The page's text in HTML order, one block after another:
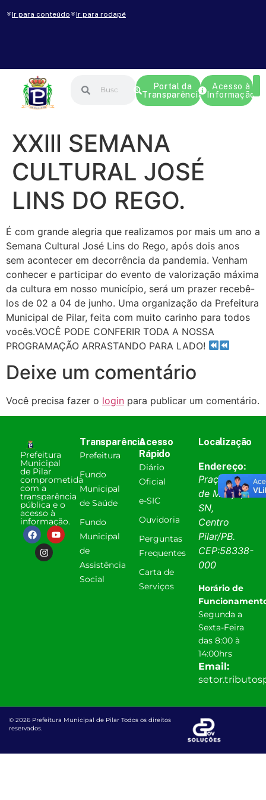
Ir para conteúdo Ir para rodapé
Portal da
Transparência
Acesso à
Informação
XXlll SEMANA
CULTURAL JOSÉ
LINS DO REGO.
É com grande alegria que realizamos por mais um ano a
Semana Cultural José Lins do Rego, após dois anos
sem acontecer em decorrência da pandemia. Venham
conhecer e participar do evento de valorização máxima
da cultura em nosso município, será um prazer recebê-
los de 02 a 04 de junho. Uma organização da Prefeitura
Municipal de Pilar, feita com muito carinho para todos
vocês.VOCÊ PODE CONFERIR TODA A NOSSA
PROGRAMAÇÃO ARRASTANDO PARA LADO!
Deixe um comentário
Você precisa fazer o login para publicar um comentário.
Prefeitura
Municipal
de Pilar
comprometida
com a
transparência
pública e o
acesso à
informação.
Transparência
Prefeitura
Fundo
Municipal
de Saúde
Fundo
Municipal
de
Assistência
Social
Acesso
Rápido
Diário
Oficial
e-SIC
Ouvidoria
Perguntas
Frequentes
Carta de
Serviços
Localização
Endereço:
Praça 31
de Março,
SN,
Centro
Pilar/PB.
CEP:58338-
000
Horário de
Segunda a
Sexta-Feira
das 8:00 à
14:00hrs
Email:
© 2026 Prefeitura Municipal de Pilar Todos os direitos
reservados.